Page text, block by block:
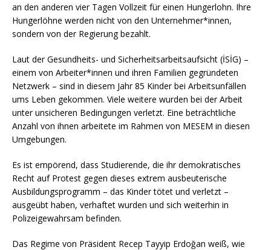
an den anderen vier Tagen Vollzeit für einen Hungerlohn. Ihre
Hungerlöhne werden nicht von den Unternehmer*innen,
sondern von der Regierung bezahlt.
Laut der Gesundheits- und Sicherheitsarbeitsaufsicht (İSİG) –
einem von Arbeiter*innen und ihren Familien gegründeten
Netzwerk – sind in diesem Jahr 85 Kinder bei Arbeitsunfällen
ums Leben gekommen. Viele weitere wurden bei der Arbeit
unter unsicheren Bedingungen verletzt. Eine beträchtliche
Anzahl von ihnen arbeitete im Rahmen von MESEM in diesen
Umgebungen.
Es ist empörend, dass Studierende, die ihr demokratisches
Recht auf Protest gegen dieses extrem ausbeuterische
Ausbildungsprogramm – das Kinder tötet und verletzt –
ausgeübt haben, verhaftet wurden und sich weiterhin in
Polizeigewahrsam befinden.
Das Regime von Präsident Recep Tayyip Erdoğan weiß, wie